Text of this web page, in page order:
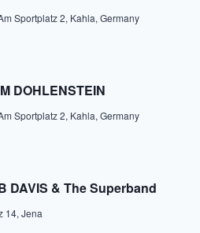
Sportplatz 2, Kahla, Germany
DOHLENSTEIN
Sportplatz 2, Kahla, Germany
DAVIS & The Superband
14, Jena